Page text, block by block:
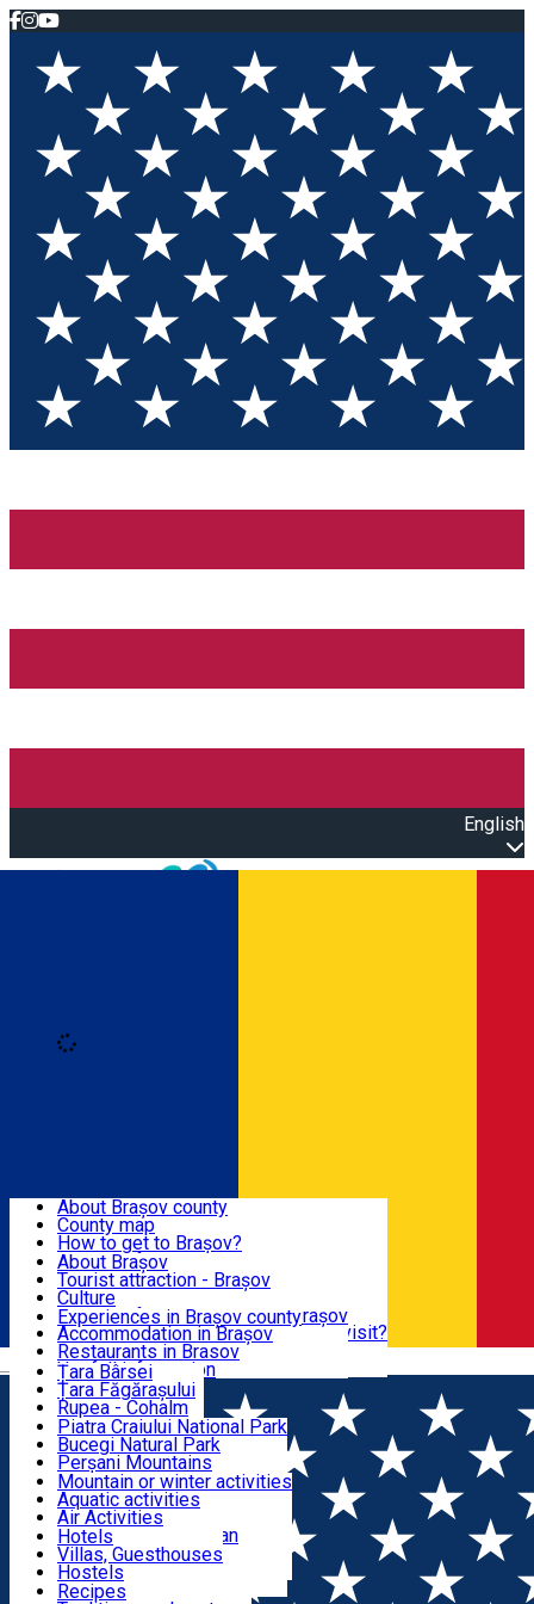
English
Română
BRAȘOV
EXPERIENCES
DESTINATIONS
NATURE
ACTIVE TOURISM
ACCOMMODATION
CULTURAL HERITAGE
About Brașov county
County map
How to get to Brașov?
Tourist Information Centers
Tourist Guides
Brașov Tourism Recommendations
Historical tourist attractions
What would a local recommend to visit?
Tourism news Brașov
Restaurants
About Brașov
Tourist attraction - Brașov
Culture
Tourist Information Center - Brașov
Accommodation in Brașov
Restaurants in Brasov
Usefull information
Experiences in Brașov county
Țara Bârsei
Țara Făgărașului
Rupea - Cohalm
ECO Destinations
Piatra Craiului National Park
Bucegi Natural Park
Perșani Mountains
Făgăraș Mountains
Postăvarul Peak
Măgura Codlei
Ciucaș Mountains
Protected areas
Other natural attractions
Speoturism
Mountain or winter activities
Aquatic activities
Air Activities
Adventure, Equestrian
Cycling, Running
Other activities
Hotels
Villas, Guesthouses
Hostels
Cottages
Recipes